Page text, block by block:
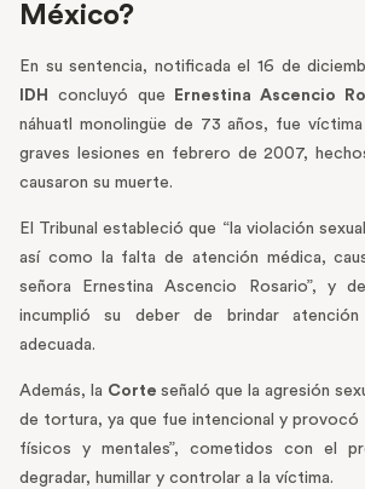
México?
En su sentencia, notificada el 16 de
IDH
concluyó que Ernestina Ascencio
náhuatl monolingüe de 73 años, fue
graves lesiones en febrero de 2007,
causaron su muerte.
El Tribunal estableció que “la violación
así como la falta de atención médica,
señora Ernestina Ascencio Rosario”, y
incumplió su deber de brindar
adecuada.
Además, la Corteseñaló que la agresión
de tortura, ya que fue intencional y provocó
físicos y mentales”, cometidos con el
degradar, humillar y controlar a la víctima.